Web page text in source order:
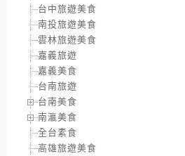
台中旅遊美食
南投旅遊美食
雲林旅遊美食
嘉義旅遊
嘉義美食
台南旅遊
台南美食
南瀛美食
全台素食
高雄旅遊美食